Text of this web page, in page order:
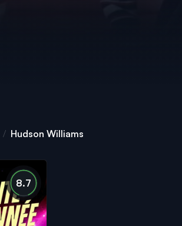
Hudson Williams
8.7